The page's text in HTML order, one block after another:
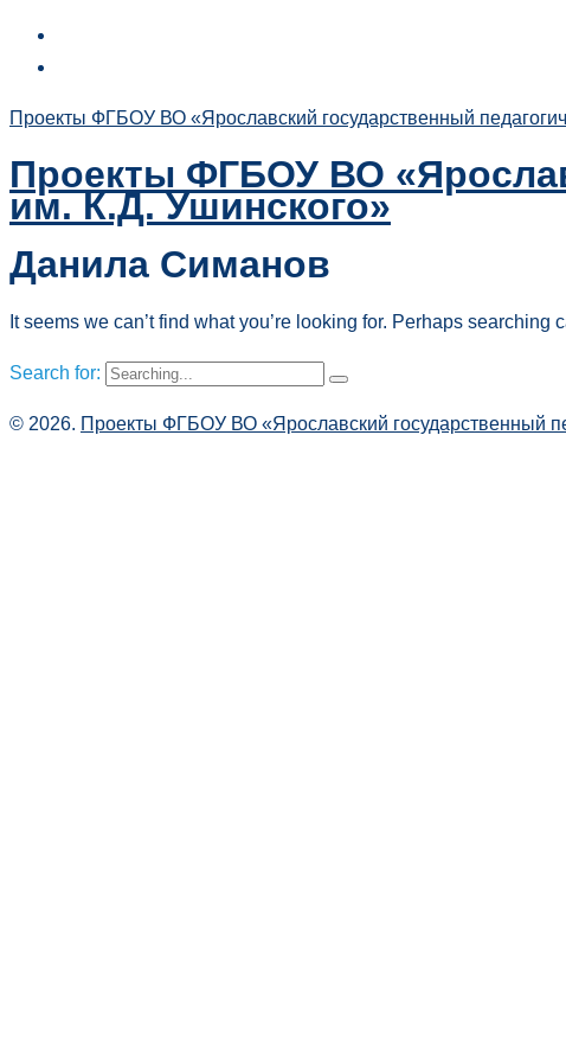
Проекты ФГБОУ ВО «Ярославский государственный
Проекты ФГБОУ ВО
им. К.Д. Ушинского»
Данила Симанов
It seems we can’t find what you’re looking for. Perhaps searching
Search for:
© 2026. Проекты ФГБОУ ВО «Ярославский государственный